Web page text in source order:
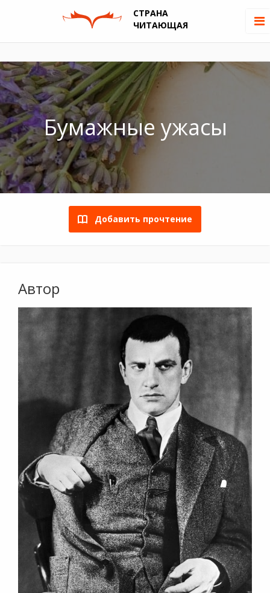
СТРАНА
ЧИТАЮЩАЯ
Бумажные ужасы
Добавить прочтение
Автор